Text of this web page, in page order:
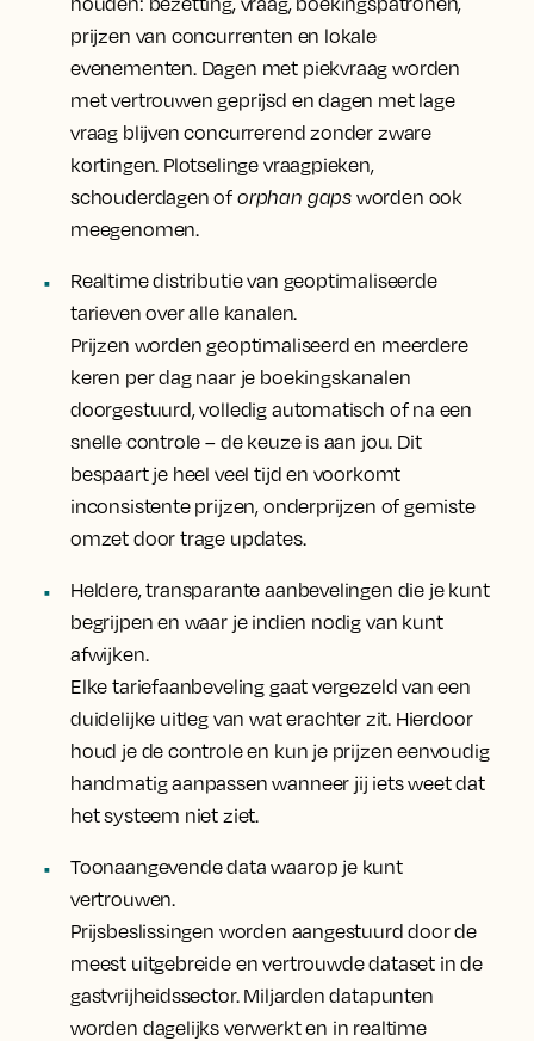
prijzen van concurrenten en lokale
evenementen. Dagen met piekvraag worden
met vertrouwen geprijsd en dagen met lage
vraag blijven concurrerend zonder zware
kortingen. Plotselinge vraagpieken,
schouderdagen of orphan gapsworden ook
meegenomen.
Realtime distributie van geoptimaliseerde
tarieven over alle kanalen.
Prijzen worden geoptimaliseerd en meerdere
keren per dag naar je boekingskanalen
doorgestuurd, volledig automatisch of na een
snelle controle – de keuze is aan jou. Dit
bespaart je heel veel tijd en voorkomt
inconsistente prijzen, onderprijzen of gemiste
omzet door trage updates.
Heldere, transparante aanbevelingen die je kunt
begrijpen en waar je indien nodig van kunt
afwijken.
Elke tariefaanbeveling gaat vergezeld van een
duidelijke uitleg van wat erachter zit. Hierdoor
houd je de controle en kun je prijzen eenvoudig
handmatig aanpassen wanneer jij iets weet dat
het systeem niet ziet.
Toonaangevende data waarop je kunt
vertrouwen.
Prijsbeslissingen worden aangestuurd door de
meest uitgebreide en vertrouwde dataset in de
gastvrijheidssector. Miljarden datapunten
worden dagelijks verwerkt en in realtime